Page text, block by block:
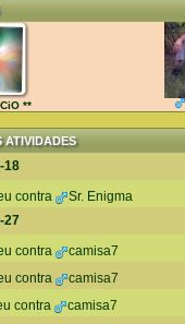
**
ATIVIDADES
18
contra
Sr. Enigma
27
contra
camisa7
contra
camisa7
contra
camisa7